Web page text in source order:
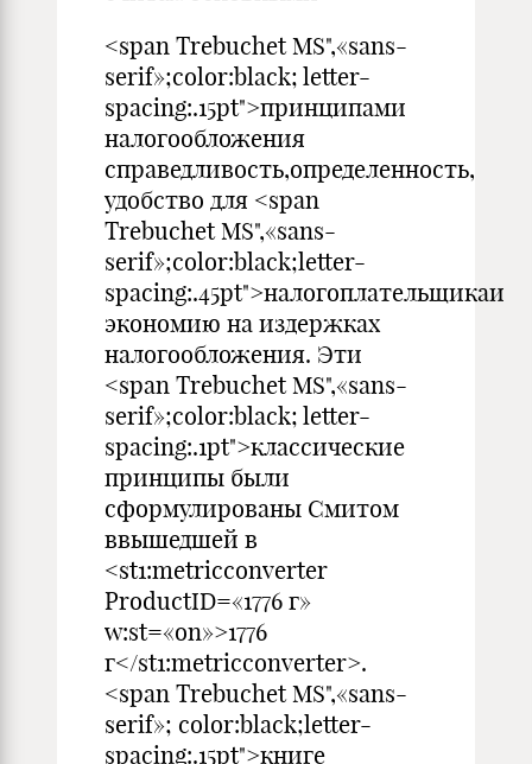
<span Trebuchet MS",«sans-
serif»;color:black; letter-
spacing:.15pt">принципами
налогообложения
справедливость,определенность,
удобство для <span
Trebuchet MS",«sans-
serif»;color:black;letter-
spacing:.45pt">налогоплательщикаи
экономию на издержках
налогообложения. Эти
<span Trebuchet MS",«sans-
serif»;color:black; letter-
spacing:.1pt">классические
принципы были
сформулированы Смитом
ввышедшей в
<st1:metricconverter
ProductID=«1776 г»
w:st=«on»>1776
г</st1:metricconverter>.
<span Trebuchet MS",«sans-
serif»; color:black;letter-
spacing:.15pt">книге